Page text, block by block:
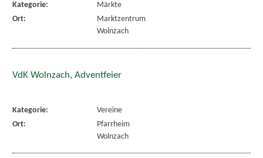
Kategorie:
Märkte
Ort:
Marktzentrum
Wolnzach
VdK Wolnzach, Adventfeier
Kategorie:
Vereine
Ort:
Pfarrheim
Wolnzach